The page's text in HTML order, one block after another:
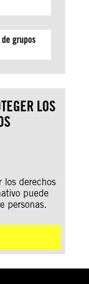
grupos
LOS
los derechos
puede
personas.